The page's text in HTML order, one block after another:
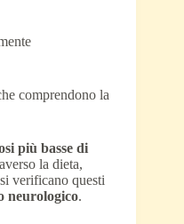
comprendono la
più basse di
la dieta,
verificano questi
neurologico.